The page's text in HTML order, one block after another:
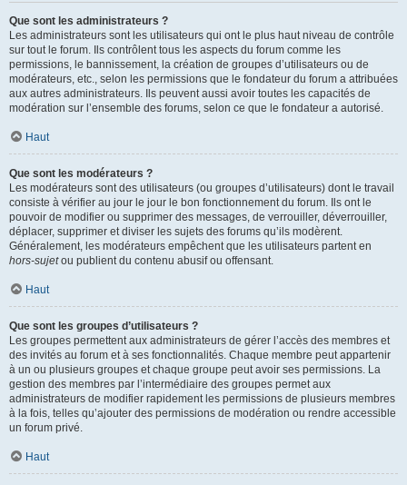
Que sont les administrateurs ?
Les administrateurs sont les utilisateurs qui ont le plus haut niveau de contrôle
sur tout le forum. Ils contrôlent tous les aspects du forum comme les
permissions, le bannissement, la création de groupes d’utilisateurs ou de
modérateurs, etc., selon les permissions que le fondateur du forum a attribuées
aux autres administrateurs. Ils peuvent aussi avoir toutes les capacités de
modération sur l’ensemble des forums, selon ce que le fondateur a autorisé.
Haut
Que sont les modérateurs ?
Les modérateurs sont des utilisateurs (ou groupes d’utilisateurs) dont le travail
consiste à vérifier au jour le jour le bon fonctionnement du forum. Ils ont le
pouvoir de modifier ou supprimer des messages, de verrouiller, déverrouiller,
déplacer, supprimer et diviser les sujets des forums qu’ils modèrent.
Généralement, les modérateurs empêchent que les utilisateurs partent en
hors-sujetou publient du contenu abusif ou offensant.
Haut
Que sont les groupes d’utilisateurs ?
Les groupes permettent aux administrateurs de gérer l’accès des membres et
des invités au forum et à ses fonctionnalités. Chaque membre peut appartenir
à un ou plusieurs groupes et chaque groupe peut avoir ses permissions. La
gestion des membres par l’intermédiaire des groupes permet aux
administrateurs de modifier rapidement les permissions de plusieurs membres
à la fois, telles qu’ajouter des permissions de modération ou rendre accessible
un forum privé.
Haut